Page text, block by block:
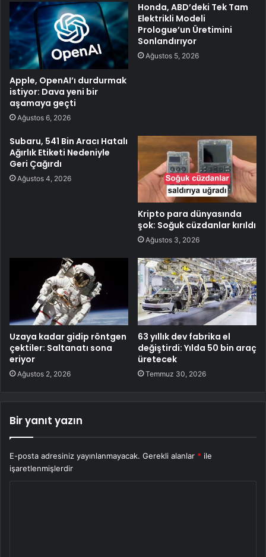
Apple, OpenAI’ı durdurmak
istiyor: Dava yeni bir
aşamaya geçti
Ağustos 6, 2026
Honda, ABD’deki Tek Tam
Elektrikli Modeli
Prologue’un Üretimini
Sonlandırıyor
Ağustos 5, 2026
Subaru, 541 Bin Aracı Hatalı
Ağırlık Etiketi Nedeniyle
Geri Çağırdı
Ağustos 4, 2026
Kripto para dünyasında
şok: Soğuk cüzdanlar kırıldı
Ağustos 3, 2026
Uzaya kadar gidip röntgen
çektiler: Saltanatı sona
eriyor
Ağustos 2, 2026
63 yıllık dev fabrika el
değiştirdi: Yılda 50 bin araç
üretecek
Temmuz 30, 2026
Bir yanıt yazın
E-posta adresiniz yayınlanmayacak. Gerekli alanlar * ile
işaretlenmişlerdir